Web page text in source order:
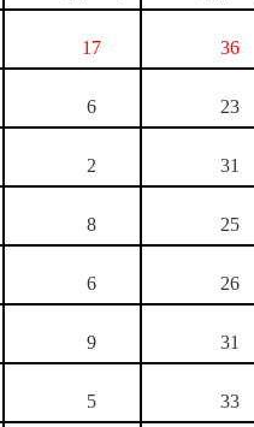
17 36
6 23
2 31
8 25
6 26
9 31
5 33